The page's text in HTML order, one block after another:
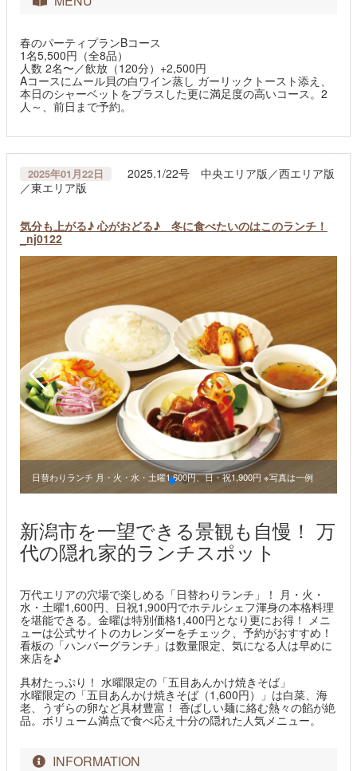
春のパーティプランBコース
1名5,500円（全8品）
人数 2名〜／飲放（120分）+2,500円
Aコースにムール貝の白ワイン蒸し ガーリックトースト添え、
本日のシャーベットをプラスした更に満足度の高いコース。2
人～、前日まで予約。
2025年01月22日
2025.1/22号 中央エリア版／西エリア版
／東エリア版
気分も上がる♪ 心がおどる♪ 冬に食べたいのはこのランチ！
_nj0122
日替わりランチ 月・火・水・土曜1,600円、日・祝1,900円 ※写真は一例
新潟市を一望できる景観も自慢！ 万
代の隠れ家的ランチスポット
万代エリアの穴場で楽しめる「日替わりランチ」！ 月・火・
水・土曜1,600円、日祝1,900円でホテルシェフ渾身の本格料理
を堪能できる。金曜は特別価格1,400円となり更にお得！ メニ
ューは公式サイトのカレンダーをチェック、予約がおすすめ！
看板の「ハンバーグランチ」は数量限定、気になる人は早めに
来店を♪
具材たっぷり！ 水曜限定の「五目あんかけ焼きそば」
水曜限定の「五目あんかけ焼きそば（1,600円）」は白菜、海
老、うずらの卵など具材豊富！ 香ばしい麺に絡む熱々の餡が絶
品。ボリューム満点で食べ応え十分の隠れた人気メニュー。
INFORMATION